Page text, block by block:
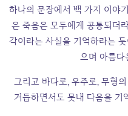
하나의 문장에서 백 가지 이야
은 죽음은 모두에게 공통되더
각이라는 사실을 기억하라는
으며 아름다
그리고 바다로, 우주로, 무형
거듭하면서도 못내 다음을 기